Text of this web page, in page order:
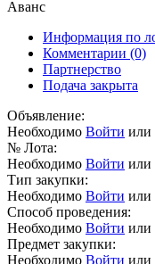
Аванс
Информация по
Комментарии (0)
Партнерство
Подача закрыта
Объявление:
Необходимо Войти или
№ Лота:
Необходимо Войти или
Тип закупки:
Необходимо Войти или
Способ проведения:
Необходимо Войти или
Предмет закупки:
Необходимо Войти или